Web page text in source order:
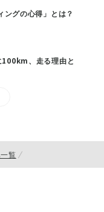
グの心得」とは？
100km、走る理由と
覧